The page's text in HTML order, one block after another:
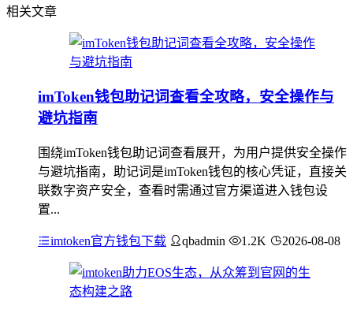
相关文章
imToken钱包助记词查看全攻略，安全操作与
避坑指南
围绕imToken钱包助记词查看展开，为用户提供安全操作
与避坑指南，助记词是imToken钱包的核心凭证，直接关
联数字资产安全，查看时需通过官方渠道进入钱包设
置...
imtoken官方钱包下载 qbadmin 1.2K 2026-08-08